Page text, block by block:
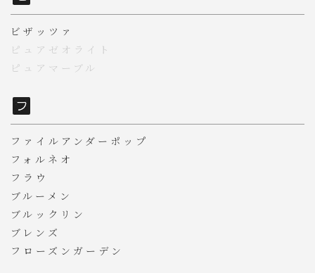
ビザッツァ
ピュアゼオライト
ピュアマーブル
ファイルアンダーポップ
フォルネオ
フラウ
ブルーメン
ブルックリン
ブレンズ
フローズンガーデン